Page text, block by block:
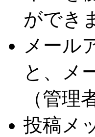
ができ
メール
と、メ
（管
投稿メ